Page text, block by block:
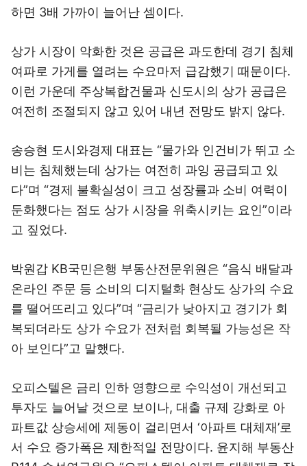
하면 3배 가까이 늘어난 셈이다.
상가 시장이 악화한 것은 공급은 과도한데 경기 침체
여파로 가게를 열려는 수요마저 급감했기 때문이다.
이런 가운데 주상복합건물과 신도시의 상가 공급은
여전히 조절되지 않고 있어 내년 전망도 밝지 않다.
송승현 도시와경제 대표는 “물가와 인건비가 뛰고 소
비는 침체했는데 상가는 여전히 과잉 공급되고 있
다”며 “경제 불확실성이 크고 성장률과 소비 여력이
둔화했다는 점도 상가 시장을 위축시키는 요인”이라
고 짚었다.
박원갑 KB국민은행 부동산전문위원은 “음식 배달과
온라인 주문 등 소비의 디지털화 현상도 상가의 수요
를 떨어뜨리고 있다”며 “금리가 낮아지고 경기가 회
복되더라도 상가 수요가 전처럼 회복될 가능성은 작
아 보인다”고 말했다.
오피스텔은 금리 인하 영향으로 수익성이 개선되고
투자도 늘어날 것으로 보이나, 대출 규제 강화로 아
파트값 상승세에 제동이 걸리면서 ‘아파트 대체재’로
서 수요 증가폭은 제한적일 전망이다. 윤지해 부동산